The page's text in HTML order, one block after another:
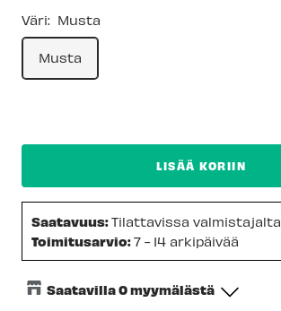
Väri: Musta
Musta
LISÄÄ KORIIN
Saatavuus:Tilattavissa valmistajalta
Toimitusarvio:7 - 14 arkipäivää
Saatavilla 0 myymälästä